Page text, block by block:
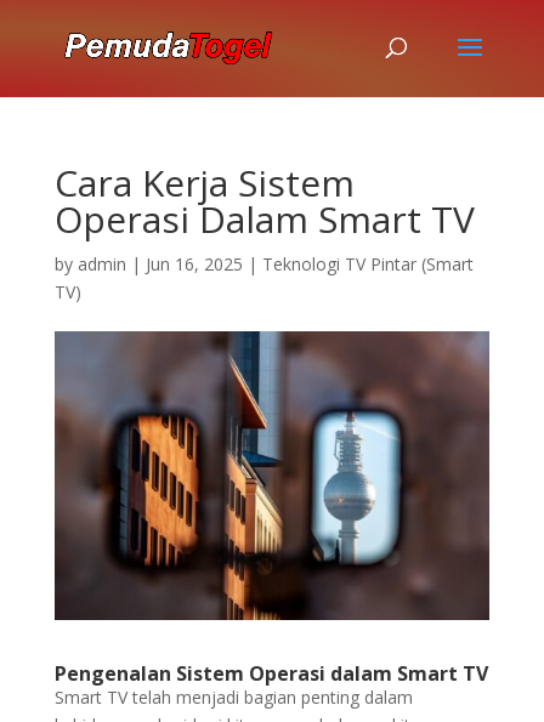
Cara Kerja Sistem
Operasi Dalam Smart TV
by admin | Jun 16, 2025 | Teknologi TV Pintar (Smart
TV)
Pengenalan Sistem Operasi dalam Smart TV
Smart TV telah menjadi bagian penting dalam